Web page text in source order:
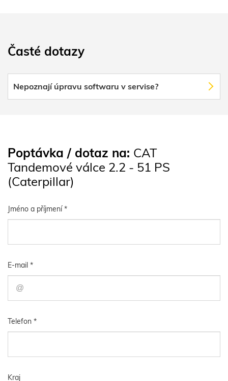
Časté dotazy
Nepoznají úpravu softwaru v servise?
Poptávka / dotaz na: CAT
Tandemové válce 2.2 - 51 PS
(Caterpillar)
Jméno a příjmení *
E-mail *
Telefon *
Kraj